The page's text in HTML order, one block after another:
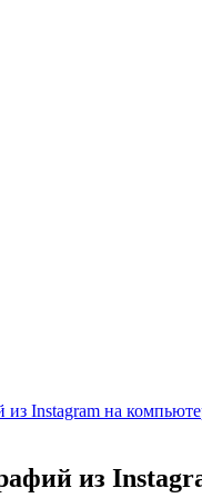
из Instagram на
из